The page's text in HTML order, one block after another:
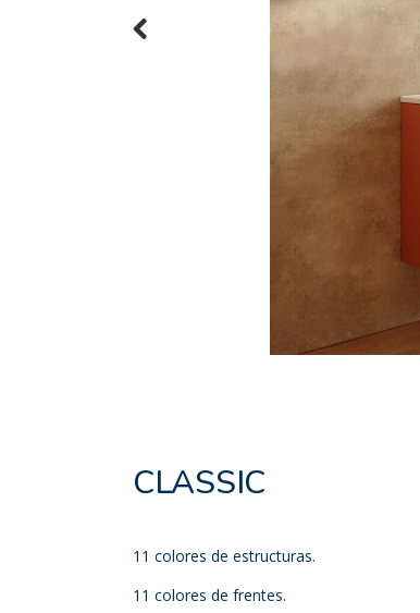
CLASSIC
11 colores de estructuras.
11 colores de frentes.